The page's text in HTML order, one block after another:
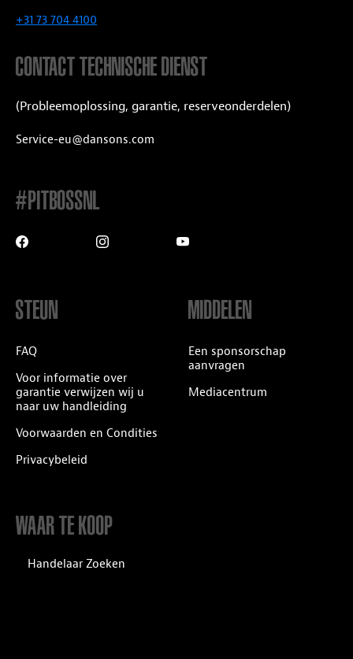
+31 73 704 4100
CONTACT TECHNISCHE DIENST
(Probleemoplossing, garantie, reserveonderdelen)
Service-eu@dansons.com
#PITBOSSNL
STEUN
FAQ
Voor informatie over
garantie verwijzen wij u
naar uw handleiding
Voorwaarden en Condities
Privacybeleid
MIDDELEN
Een sponsorschap
aanvragen
Mediacentrum
WAAR TE KOOP
Handelaar Zoeken